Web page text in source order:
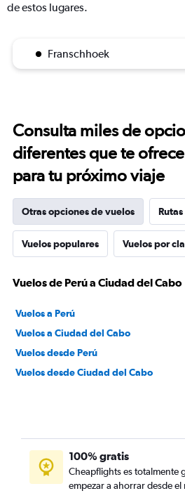
de estos lugares.
Franschhoek
Consulta miles de
diferentes que te
para tu próximo viaje
Otras opciones de vuelos
Vuelos populares Vuelos por
Vuelos de Perú a Ciudad del Cabo
Vuelos a Perú
Vuelos a Ciudad del Cabo
Vuelos desde Perú
Vuelos desde Ciudad del Cabo
100% gratis
Cheapflights es totalmente
empezar a ahorrar desde